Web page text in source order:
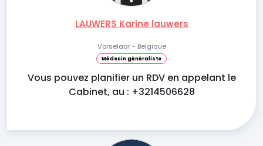
LAUWERS Karine lauwers
Vorselaar - Belgique
Médecin généraliste
Vous pouvez planifier un RDV en appelant le
Cabinet, au : +3214506628